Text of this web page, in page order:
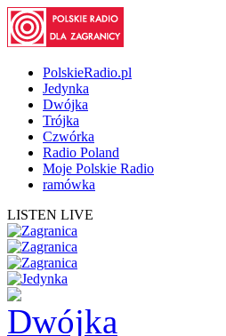
PolskieRadio.pl
Jedynka
Dwójka
Trójka
Czwórka
Radio Poland
Moje Polskie Radio
ramówka
LISTEN LIVE